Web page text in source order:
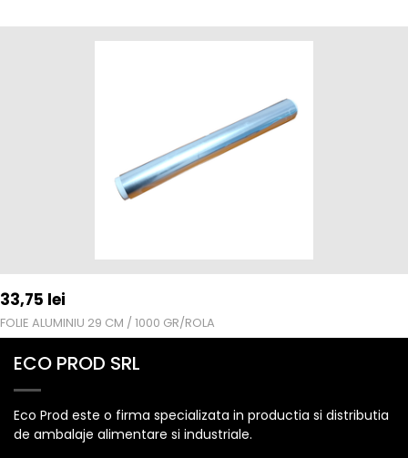
33,75 lei
FOLIE ALUMINIU 29 CM / 1000 GR/ROLA
ECO PROD SRL
Eco Prod este o firma specializata in productia si distributia
de ambalaje alimentare si industriale.